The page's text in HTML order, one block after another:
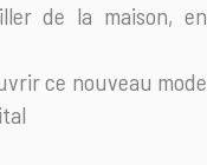
de la maison, en
ce nouveau mode